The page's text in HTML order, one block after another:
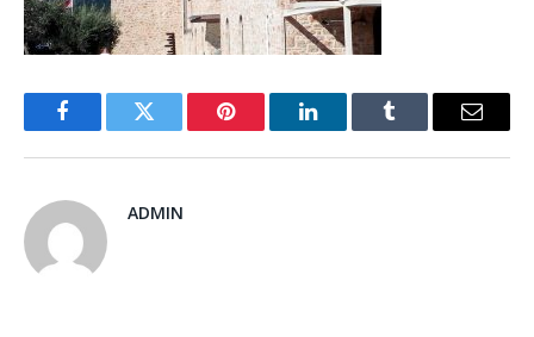
FacebookTwitter Pinterest LinkedInTumblr Email
ADMIN